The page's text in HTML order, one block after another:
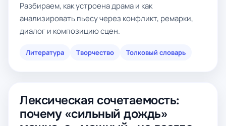
Разбираем, как устроена драма и как
анализировать пьесу через конфликт, ремарки,
диалог и композицию сцен.
Литература Творчество Толковый словарь
Лексическая сочетаемость:
почему «сильный дождь»